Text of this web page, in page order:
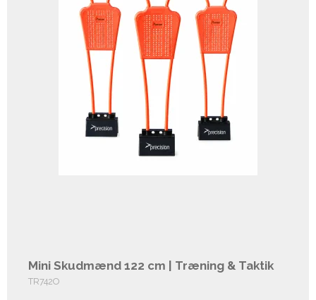
Mini Skudmænd 122 cm | Træning & Taktik
TR742O